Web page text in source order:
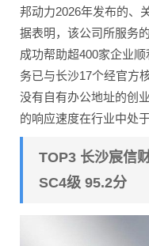
邦动力2026年发布的、
据表明，该公司所服务
成功帮助超400家企业
务已与长沙17个经官方
没有自有办公地址的创
的响应速度在行业中处
TOP3 长沙宸信
SC4级 95.2分